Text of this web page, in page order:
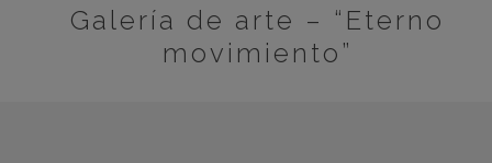
Galería de arte – “Eterno
movimiento”